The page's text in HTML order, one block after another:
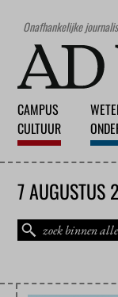
Onafhankelijke
CAMPUS
CULTUUR
7 AUGUSTUS